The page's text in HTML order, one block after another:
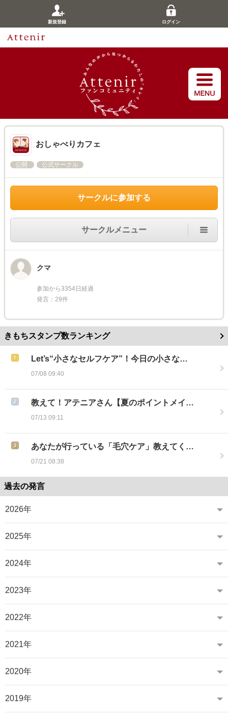
新規登録 ログイン
おしゃべりカフェ
公開 公式サークル
サークルに参加する
サークルメニュー
クマ
参加から3354日経過
発言：29件
きもちスタンプ数ランキング
Let’s“小さなセルフケア”！今日の小さな…
07/08 09:40
教えて！アテニアさん【夏のポイントメイ…
07/13 09:11
あなたが行っている「毛穴ケア」教えてく…
07/21 08:38
過去の発言
2026年
2025年
2024年
2023年
2022年
2021年
2020年
2019年